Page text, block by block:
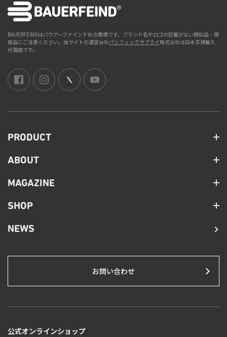
BAUERFEINDはバウアーファインド社の商標です。ブランド名やロゴの記載がない類似品・模
倣品にご注意ください。当サイトの運営会社パシフィックサプライ株式会社は日本正規輸入
代理店です。
PRODUCT
ABOUT
MAGAZINE
SHOP
NEWS
お問い合わせ
公式オンラインショップ